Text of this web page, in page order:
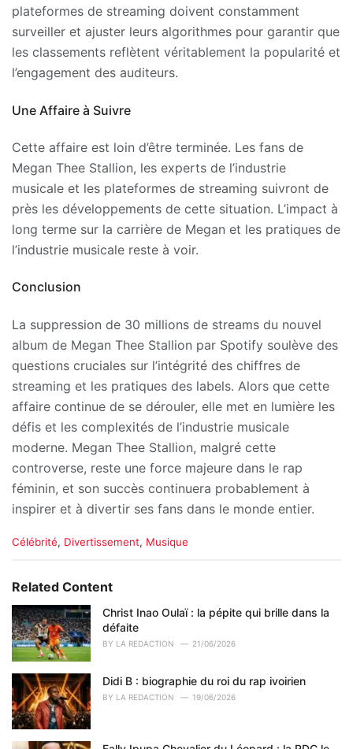
plateformes de streaming doivent constamment
surveiller et ajuster leurs algorithmes pour garantir que
les classements reflètent véritablement la popularité et
l’engagement des auditeurs.
Une Affaire à Suivre
Cette affaire est loin d’être terminée. Les fans de
Megan Thee Stallion, les experts de l’industrie
musicale et les plateformes de streaming suivront de
près les développements de cette situation. L’impact à
long terme sur la carrière de Megan et les pratiques de
l’industrie musicale reste à voir.
Conclusion
La suppression de 30 millions de streams du nouvel
album de Megan Thee Stallion par Spotify soulève des
questions cruciales sur l’intégrité des chiffres de
streaming et les pratiques des labels. Alors que cette
affaire continue de se dérouler, elle met en lumière les
défis et les complexités de l’industrie musicale
moderne. Megan Thee Stallion, malgré cette
controverse, reste une force majeure dans le rap
féminin, et son succès continuera probablement à
inspirer et à divertir ses fans dans le monde entier.
C
e
o
r
i
e
Célébrité, Divertissement, Musique
Related Content
Christ Inao Oulaï : la pépite qui brille dans la
défaite
BY LA REDACTION 21/06/2026
Didi B : biographie du roi du rap ivoirien
BY LA REDACTION 19/06/2026